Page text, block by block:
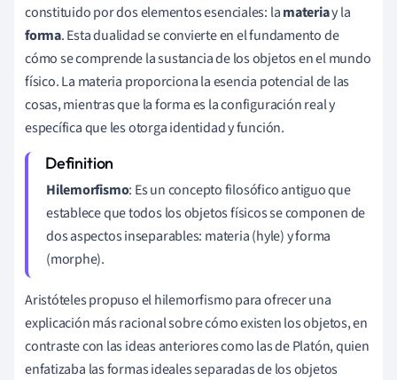
constituido por dos elementos esenciales: lamateriay la
forma. Esta dualidad se convierte en el fundamento de
cómo se comprende la sustancia de los objetos en el mundo
físico. La materia proporciona la esencia potencial de las
cosas, mientras que la forma es la configuración real y
específica que les otorga identidad y función.
Hilemorfismo: Es un concepto filosófico antiguo que
establece que todos los objetos físicos se componen de
dos aspectos inseparables: materia (hyle) y forma
(morphe).
Aristóteles propuso el hilemorfismo para ofrecer una
explicación más racional sobre cómo existen los objetos, en
contraste con las ideas anteriores como las de Platón, quien
enfatizaba las formas ideales separadas de los objetos